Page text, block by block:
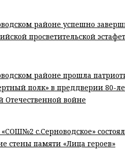
районе успешно
просветительской
районе прошла
полк» в преддверии 80-
Отечественной войне
с.Серноводское»
стены памяти «Лица героев»